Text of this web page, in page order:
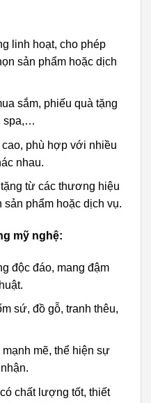
linh hoạt, cho phép
sản phẩm hoặc dịch
sắm, phiếu quà tặng
spa,…
phù hợp với nhiều
nhau.
từ các thương hiệu
phẩm hoặc dịch vụ.
mỹ nghệ:
độc đáo, mang đậm
sứ, đồ gỗ, tranh thêu,
mẽ, thể hiện sự
chất lượng tốt, thiết